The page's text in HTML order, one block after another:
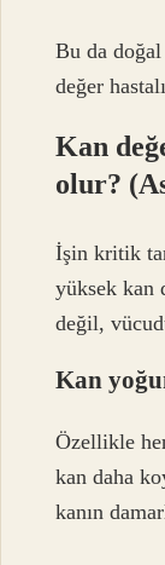
Bu da
değer
Kan
olur?
İşin kritik
yüksek kan
değil,
Kan
Özellikle
kan daha
kanın